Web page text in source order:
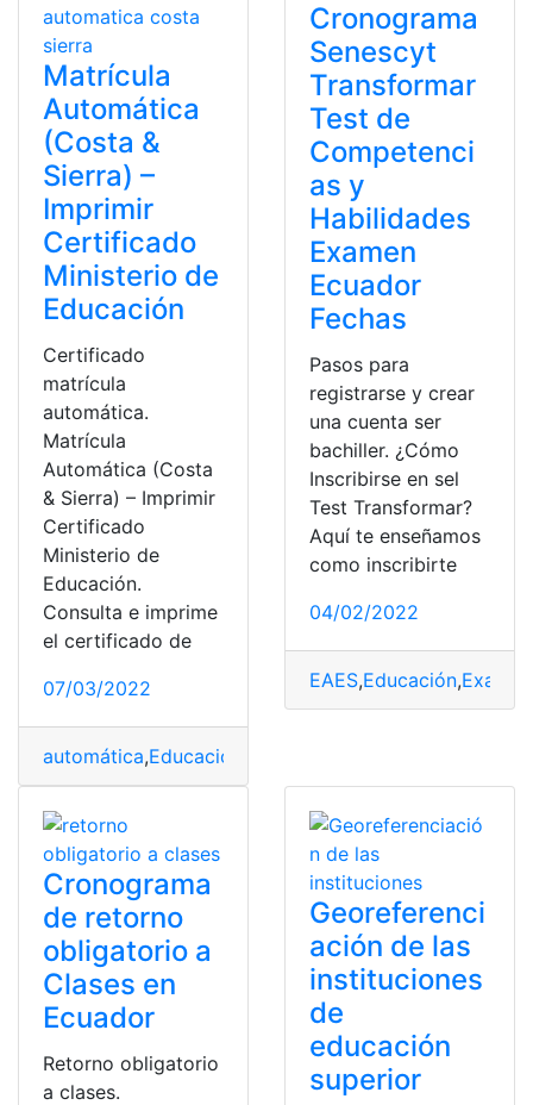
Matrícula
Automática
(Costa &
Sierra) –
Imprimir
Certificado
Ministerio de
Educación
Certificado
matrícula
automática.
Matrícula
Automática (Costa
& Sierra) – Imprimir
Certificado
Ministerio de
Educación.
Consulta e imprime
el certificado de
07/03/2022
automática,Educación
Cronograma
Senescyt
Transformar
Test de
Competenci
as y
Habilidades
Examen
Ecuador
Fechas
Pasos para
registrarse y crear
una cuenta ser
bachiller. ¿Cómo
Inscribirse en sel
Test Transformar?
Aquí te enseñamos
como inscribirte
04/02/2022
EAES,Educación,Examen
Cronograma
de retorno
obligatorio a
Clases en
Ecuador
Retorno obligatorio
a clases.
Georeferenci
ación de las
instituciones
de
educación
superior